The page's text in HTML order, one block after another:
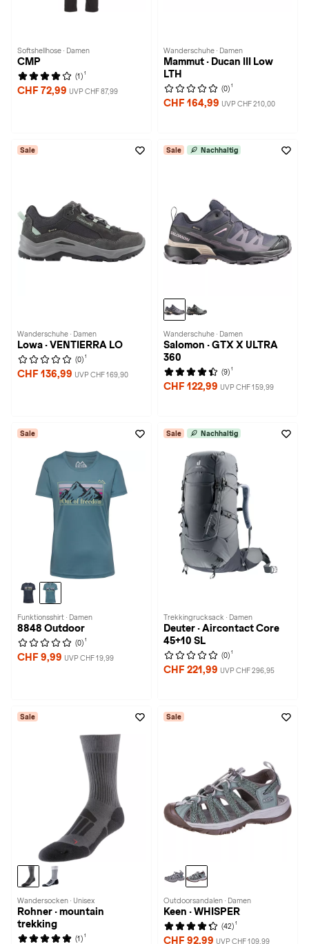
Softshellhose · Damen
CMP
(1) 1
CHF 72,99 UVP CHF 87,99
Wanderschuhe · Damen
Mammut · Ducan III Low
LTH
(0) 1
CHF 164,99 UVP CHF 210,00
Sale
Wanderschuhe · Damen
Lowa · VENTIERRA LO
(0) 1
CHF 136,99 UVP CHF 169,90
Sale Nachhaltig
Wanderschuhe · Damen
Salomon · GTX X ULTRA
360
(9) 1
CHF 122,99 UVP CHF 159,99
Sale
Funktionsshirt · Damen
8848 Outdoor
(0) 1
CHF 9,99 UVP CHF 19,99
Sale Nachhaltig
Trekkingrucksack · Damen
Deuter · Aircontact Core
45+10 SL
(0) 1
CHF 221,99 UVP CHF 296,95
Sale
Wandersocken · Unisex
Rohner · mountain
trekking
(1) 1
Sale
Outdoorsandalen · Damen
Keen · WHISPER
(42) 1
CHF 92,99 UVP CHF 109,99